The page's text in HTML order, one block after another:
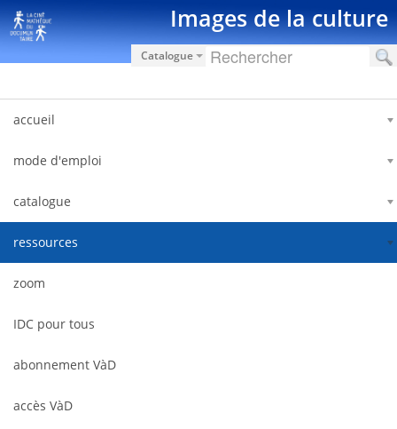
Salta al contigut Images de la culture
Catalogue
accueil
mode d'emploi
catalogue
ressources
zoom
IDC pour tous
abonnement VàD
accès VàD